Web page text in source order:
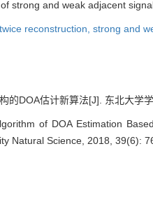
strong and weak adjacent
twice reconstruction, strong and
的DOA估计新算法[J]. 东北大学
of DOA Estimation
Natural Science, 2018, 39(6):